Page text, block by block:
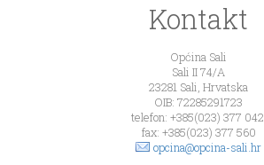
Kontakt
Općina Sali
Sali II 74/A
23281 Sali, Hrvatska
OIB: 72285291723
telefon: +385(023) 377 042
fax: +385(023) 377 560
opcina@opcina-sali.hr